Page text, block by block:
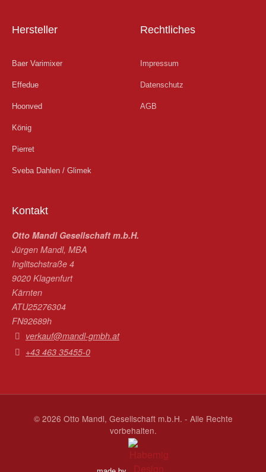
Hersteller
Baer Varimixer
Effedue
Hoonved
König
Pierret
Sveba Dahlen / Glimek
Rechtliches
Impressum
Datenschutz
AGB
Kontakt
Otto Mandl Gesellschaft m.b.H.
Jürgen Mandl, MBA
Inglitschstraße 4
9020 Klagenfurt
Kärnten
ATU25276304
FN92689h
verkauf@mandl-gmbh.at
+43 463 35455-0
© 2026 Otto Mandl, Gesellschaft m.b.H. - Alle Rechte
vorbehalten.